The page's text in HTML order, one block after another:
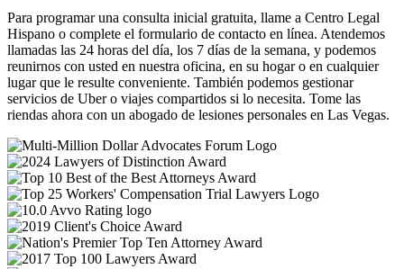
Para programar una consulta inicial gratuita, llame a Centro Legal
Hispano o complete el formulario de contacto en línea. Atendemos
llamadas las 24 horas del día, los 7 días de la semana, y podemos
reunirnos con usted en nuestra oficina, en su hogar o en cualquier
lugar que le resulte conveniente. También podemos gestionar
servicios de Uber o viajes compartidos si lo necesita. Tome las
riendas ahora con un abogado de lesiones personales en Las Vegas.